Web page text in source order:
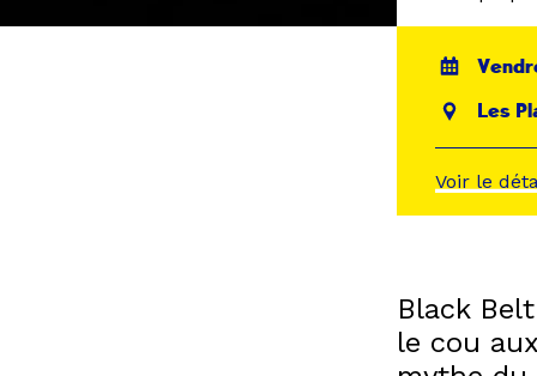
Les
Voir le
Black
le cou